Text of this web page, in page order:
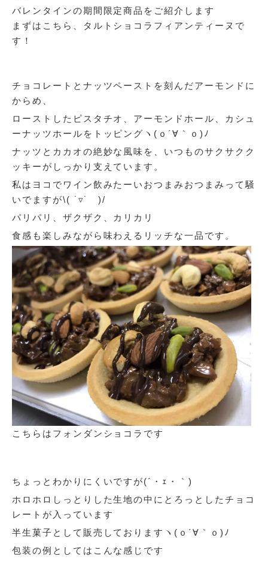
バレンタインの期間限定商品をご紹介します
まずはこちら、タルトショコラフィアンティーヌで
す！
チョコレートとナッツペーストを刻んだアーモンドに
からめ、
ローストしたピスタチオ、アーモンドホール、カシュ
ーナッツホールをトッピングヽ(ｏ´∀｀ｏ)ﾉ
ナッツとカカオの絶妙な風味を、いつものサクサクク
ッキーがしっかり支えています。
私はヨコでワイン飲みたーいおつまみおつまみって騒
いでますが\( ˙▿˙ )/
パリパリ、ザクザク、カリカリ
食感も楽しみながら味わえるリッチな一品です。
こちらはフォンダンショコラです
ちょっとわかりにくいですが(´・ｪ・｀)
ホロホロしっとりした生地の中にとろっとしたチョコ
レートが入っています
半生菓子として販売しておりますヽ(ｏ´∀｀ｏ)ﾉ
包装の例としてはこんな感じです